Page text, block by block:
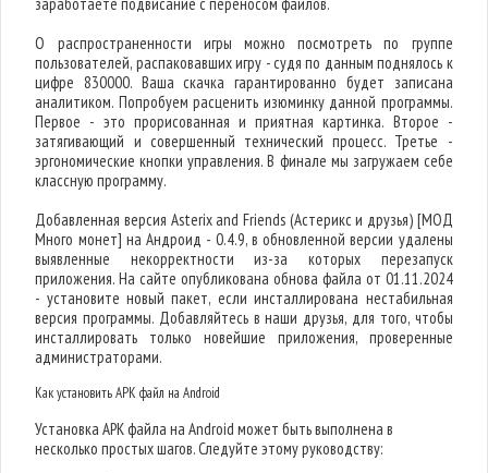
О распространенности игры можно посмотреть по группе
пользователей, распаковавших игру - судя по данным поднялось к
цифре 830000. Ваша скачка гарантированно будет записана
аналитиком. Попробуем расценить изюминку данной программы.
Первое - это прорисованная и приятная картинка. Второе -
затягивающий и совершенный технический процесс. Третье -
эргономические кнопки управления. В финале мы загружаем себе
классную программу.
Добавленная версия Asterix and Friends (Астерикс и друзья) [МОД
Много монет] на Андроид - 0.4.9, в обновленной версии удалены
выявленные некорректности из-за которых перезапуск
приложения. На сайте опубликована обнова файла от 01.11.2024
- установите новый пакет, если инсталлирована нестабильная
версия программы. Добавляйтесь в наши друзья, для того, чтобы
инсталлировать только новейшие приложения, проверенные
администраторами.
Как установить APK файл на Android
Установка APK файла на Android может быть выполнена в
несколько простых шагов. Следуйте этому руководству: